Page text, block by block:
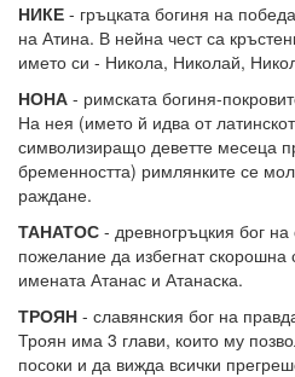
НИКЕ - гръцката богиня на
на Атина. В нейна чест са
името си - Никола, Николай,
НОНА - римската богиня-
На нея (името й идва от
символизиращо деветте месеца
бременността) римлянките се
раждане.
ТАНАТОС - древногръцкия бог
пожелание да избегнат
имената Атанас и Атанаска.
ТРОЯН - славянския бог на
Троян има 3 глави, които му
посоки и да вижда всички